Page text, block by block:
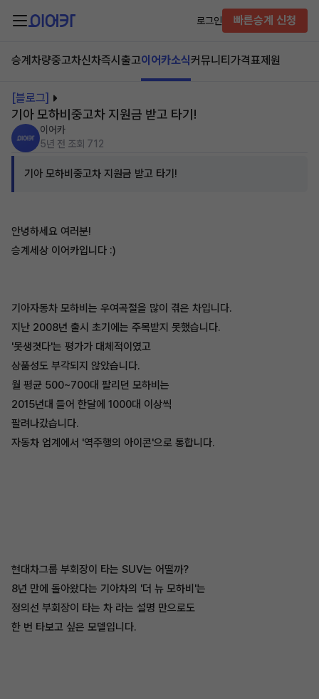
로그인 빠른승계 신청
승계차량중고차신차즉시출고이어카소식커뮤니티 가격표제원
[블로그]
기아 모하비중고차 지원금 받고 타기!
이어카
5년 전 조회 712
기아 모하비중고차 지원금 받고 타기!
안녕하세요 여러분!
승계세상 이어카입니다 :)
기아자동차 모하비는 우여곡절을 많이 겪은 차입니다.
지난 2008년 출시 초기에는 주목받지 못했습니다.
'못생겻다'는 평가가 대체적이였고
상품성도 부각되지 않았습니다.
월 평균 500~700대 팔리던 모하비는
2015년대 들어 한달에 1000대 이상씩
팔려나갔습니다.
자동차 업계에서 '역주행의 아이콘'으로 통합니다.
현대차그룹 부회장이 타는 SUV는 어떨까?
8년 만에 돌아왔다는 기아차의 '더 뉴 모하비'는
정의선 부회장이 타는 차 라는 설명 만으로도
한 번 타보고 싶은 모델입니다.